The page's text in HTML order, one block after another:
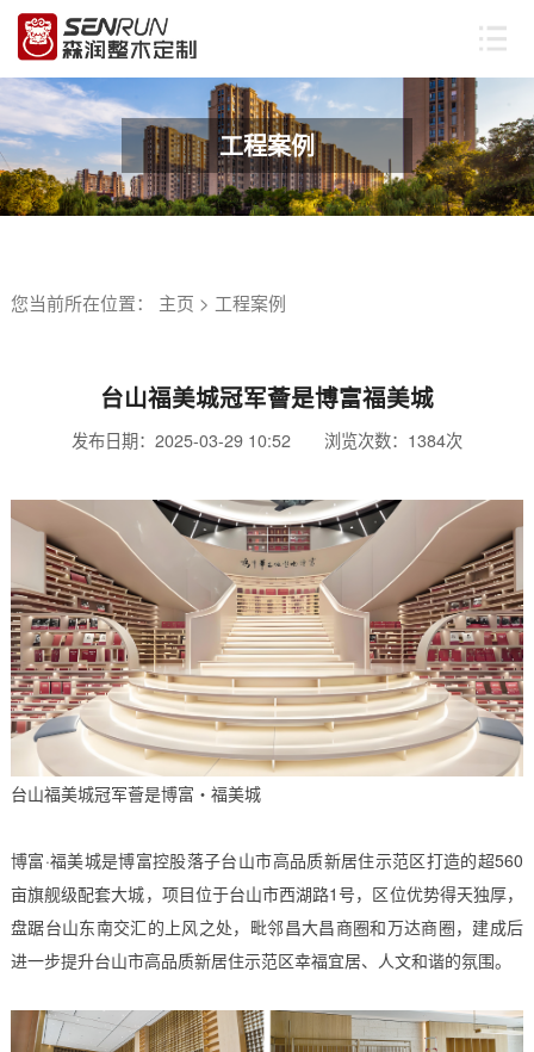
工程案例
您当前所在位置： 主页 > 工程案例
台山福美城冠军薈是博富福美城
发布日期：2025-03-29 10:52 浏览次数： 1384次
台山福美城冠军薈是博富・福美城
博富·福美城是博富控股落子台山市高品质新居住示范区打造的超560
亩旗舰级配套大城，项目位于台山市西湖路1号，区位优势得天独厚，
盘踞台山东南交汇的上风之处，毗邻昌大昌商圈和万达商圈，建成后
进一步提升台山市高品质新居住示范区幸福宜居、人文和谐的氛围。